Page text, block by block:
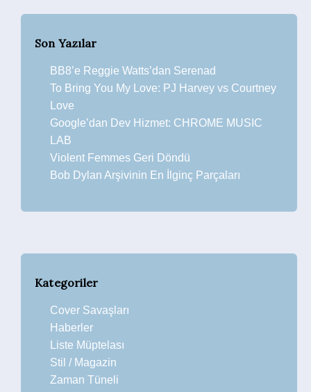
Son Yazılar
BB8’e Reggie Watts’dan Serenad
To Bring You My Love: PJ Harvey vs Courtney
Love
Google’dan Dev Hizmet: CHROME MUSIC
LAB
Violent Femmes Geri Döndü
Bob Dylan Arşivinin En İlginç Parçaları
Kategoriler
Cover Savaşları
Haberler
Liste Müptelası
Stil / Magazin
Zaman Tüneli